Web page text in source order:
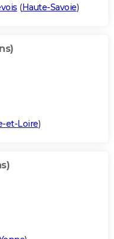
(Haute-Savoie)
et-Loire)